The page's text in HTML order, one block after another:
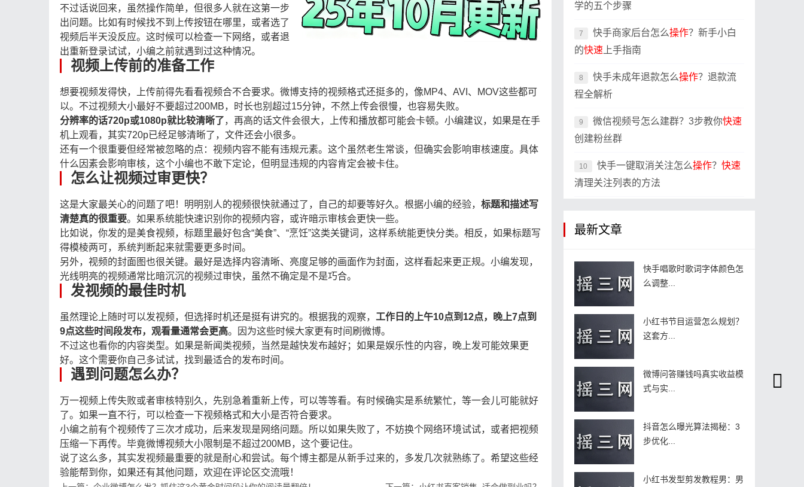
不过话说回来，虽然操作简单，但很多人就在这第一步
出问题。比如有时候找不到上传按钮在哪里，或者选了
视频后半天没反应。这时候可以检查一下网络，或者退
出重新登录试试，小编之前就遇到过这种情况。
视频上传前的准备工作
想要视频发得快，上传前得先看看视频合不合要求。微博支持的视频格式还挺多的，像MP4、AVI、MOV这些都可
以。不过视频大小最好不要超过200MB，时长也别超过15分钟，不然上传会很慢，也容易失败。
分辨率的话720p或1080p就比较清晰了，再高的话文件会很大，上传和播放都可能会卡顿。小编建议，如果是在手
机上观看，其实720p已经足够清晰了，文件还会小很多。
还有一个很重要但经常被忽略的点：视频内容不能有违规元素。这个虽然老生常谈，但确实会影响审核速度。具体
什么因素会影响审核，这个小编也不敢下定论，但明显违规的内容肯定会被卡住。
怎么让视频过审更快？
这是大家最关心的问题了吧！明明别人的视频很快就通过了，自己的却要等好久。根据小编的经验， 标题和描述写
清楚真的很重要。如果系统能快速识别你的视频内容，或许暗示审核会更快一些。
比如说，你发的是美食视频，标题里最好包含“美食”、“烹饪”这类关键词，这样系统能更快分类。相反，如果标题写
得模棱两可，系统判断起来就需要更多时间。
另外，视频的封面图也很关键。最好是选择内容清晰、亮度足够的画面作为封面，这样看起来更正规。小编发现，
光线明亮的视频通常比暗沉沉的视频过审快，虽然不确定是不是巧合。
发视频的最佳时机
虽然理论上随时可以发视频，但选择时机还是挺有讲究的。根据我的观察， 工作日的上午10点到12点，晚上7点到
9点这些时间段发布，观看量通常会更高。因为这些时候大家更有时间刷微博。
不过这也看你的内容类型。如果是新闻类视频，当然是越快发布越好；如果是娱乐性的内容，晚上发可能效果更
好。这个需要你自己多试试，找到最适合的发布时间。
遇到问题怎么办？
万一视频上传失败或者审核特别久，先别急着重新上传，可以等等看。有时候确实是系统繁忙，等一会儿可能就好
了。如果一直不行，可以检查一下视频格式和大小是否符合要求。
小编之前有个视频传了三次才成功，后来发现是网络问题。所以如果失败了，不妨换个网络环境试试，或者把视频
压缩一下再传。毕竟微博视频大小限制是不超过200MB，这个要记住。
说了这么多，其实发视频最重要的就是耐心和尝试。每个博主都是从新手过来的，多发几次就熟练了。希望这些经
验能帮到你，如果还有其他问题，欢迎在评论区交流哦！
学的五个步骤
7 快手商家后台怎么操作？新手小白
的快速 上手指南
8 快手未成年退款怎么操作？退款流
程全解析
9 微信视频号怎么建群？3步教你快速
创建粉丝群
10 快手一键取消关注怎么操作？ 快速
清理关注列表的方法
最新文章
快手唱歌时歌词字体颜色怎
么调整...
小红书节目运营怎么规划？
这套方...
微博问答赚钱吗真实收益模
式与实...
抖音怎么曝光算法揭秘：3
步优化...
小红书发型剪发教程男：男